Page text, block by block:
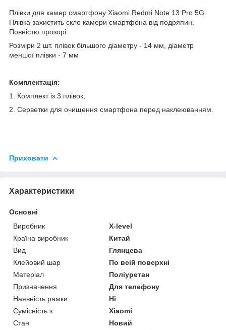
Плівки для камер смартфону Xiaomi Redmi Note 13 Pro 5G.
Плівка захистить скло камери смартфона від подряпин.
Повністю прозорі.
Розміри 2 шт. плівок більшого діаметру - 14 мм, діаметр
меншої плівки - 7 мм
Комплектація:
1. Комплект із 3 плівок;
2. Серветки для очищення смартфона перед наклеюванням.
Приховати
Характеристики
Основні
Виробник
X-level
Країна виробник
Китай
Вид
Глянцева
Клейовий шар
По всій поверхні
Матеріал
Поліуретан
Призначення
Для телефону
Наявність рамки
Ні
Сумісність з
Xiaomi
Стан
Новий